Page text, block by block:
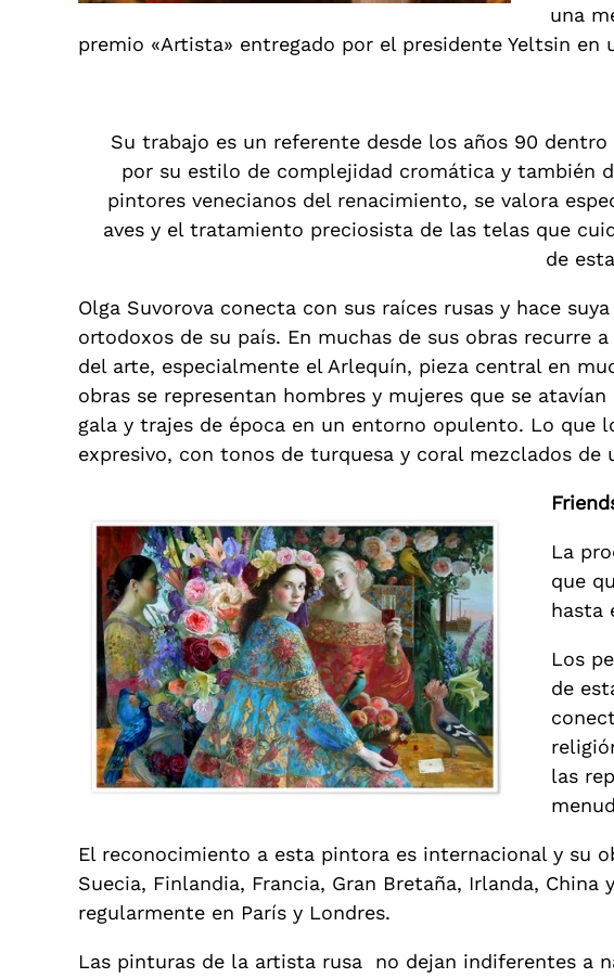
una
premio «Artista» entregado por el presidente Yeltsin
Su trabajo es un referente desde los años 90
por su estilo de complejidad cromática y también
pintores venecianos del renacimiento, se valora
aves y el tratamiento preciosista de las telas que
de
Olga Suvorova conecta con sus raíces rusas y hace
ortodoxos de su país. En muchas de sus obras recurre
del arte, especialmente el Arlequín, pieza central en
obras se representan hombres y mujeres que se
gala y trajes de época en un entorno opulento. Lo
expresivo, con tonos de turquesa y coral mezclados
La
que
hasta
Los
de
las
El reconocimiento a esta pintora es internacional y su
Suecia, Finlandia, Francia, Gran Bretaña, Irlanda,
regularmente en París y Londres.
Las pinturas de la artista rusa no dejan indiferentes a